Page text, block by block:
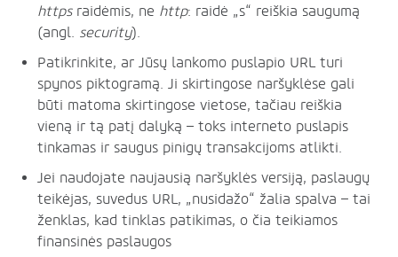
httpsraidėmis, ne http: raidė „s“ reiškia saugumą
(angl. security).
Patikrinkite, ar Jūsų lankomo puslapio URL turi
spynos piktogramą. Ji skirtingose naršyklėse gali
būti matoma skirtingose vietose, tačiau reiškia
vieną ir tą patį dalyką – toks interneto puslapis
tinkamas ir saugus pinigų transakcijoms atlikti.
Jei naudojate naujausią naršyklės versiją, paslaugų
teikėjas, suvedus URL, „nusidažo“ žalia spalva – tai
ženklas, kad tinklas patikimas, o čia teikiamos
finansinės paslaugos